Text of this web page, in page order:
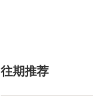
往期推荐